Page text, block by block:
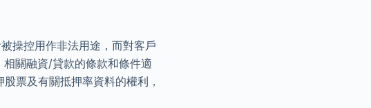
操控用作非法用途，而對客戶
關融資/貸款的條款和條件適
票及有關抵押率資料的權利，